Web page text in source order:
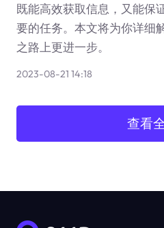
既能高效获取信息，又能保
要的任务。本文将为你详细
之路上更进一步。
2023-08-21 14:18
查看